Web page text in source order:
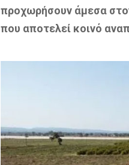
προχωρήσουν άμεσα
που αποτελεί κοινό